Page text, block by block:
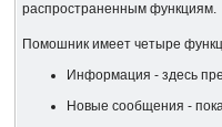
распространенным функциям.
Помошник имеет четыре
Информация - здесь
Новые сообщения -